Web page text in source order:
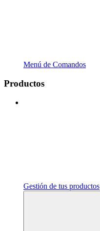
Menú de Comandos
Productos
Gestión de tus productos